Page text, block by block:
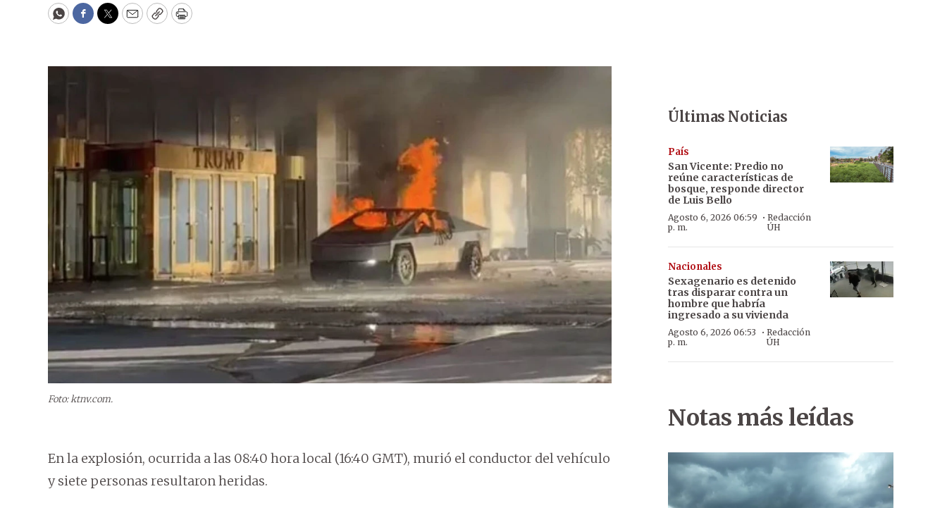
WhatsApp
Facebook
Twitter
EmailCopyPrint
Foto: ktnv.com.
En la explosión, ocurrida a las 08:40 hora local (16:40 GMT), murió el conductor del vehículo
y siete personas resultaron heridas.
Últimas Noticias
País
San Vicente: Predio no
reúne características de
bosque, responde director
de Luis Bello
Agosto 6, 2026 06:59
p. m.
· Redacción
ÚH
Nacionales
Sexagenario es detenido
tras disparar contra un
hombre que habría
ingresado a su vivienda
Agosto 6, 2026 06:53
p. m.
· Redacción
ÚH
Notas más leídas